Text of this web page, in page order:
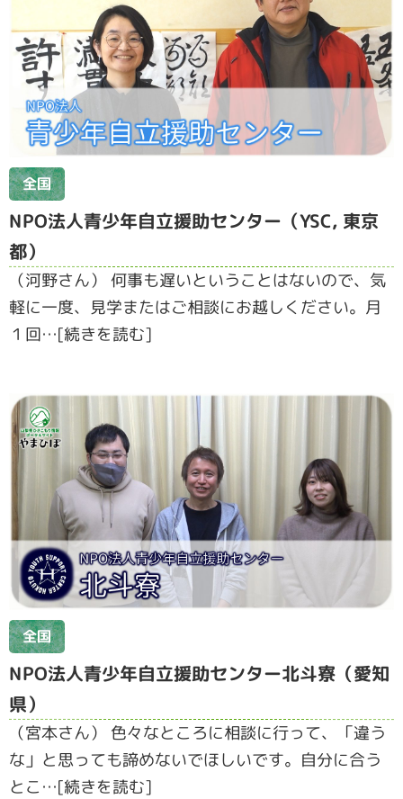
全国
NPO法人青少年自立援助センター（YSC, 東京
都）
（河野さん） 何事も遅いということはないので、気
軽に一度、見学またはご相談にお越しください。月
１回…[続きを読む]
全国
NPO法人青少年自立援助センター北斗寮（愛知
県）
（宮本さん） 色々なところに相談に行って、「違う
な」と思っても諦めないでほしいです。自分に合う
とこ…[続きを読む]